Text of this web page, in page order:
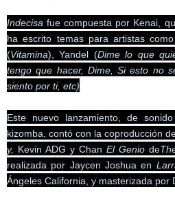
Indecisa fue compuesta por Kenai,
ha escrito temas para artistas como
(Vitamina), Yandel (Dime lo que
tengo que hacer, Dime, Si esto no
siento por ti, etc)
Este nuevo lanzamiento, de
kizomba, contó con la coproducción
y, Kevin ADG y Chan El Genio de
realizada por Jaycen Joshua en
Ángeles California, y masterizada por